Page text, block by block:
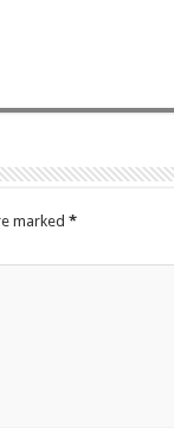
marked *